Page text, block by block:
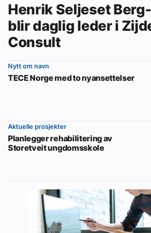
Henrik Seljeset
blir daglig leder i
Consult
Nytt om navn
TECE Norge med to nyansettelser
Aktuelle prosjekter
Planlegger rehabilitering av
Storetveit ungdomsskole